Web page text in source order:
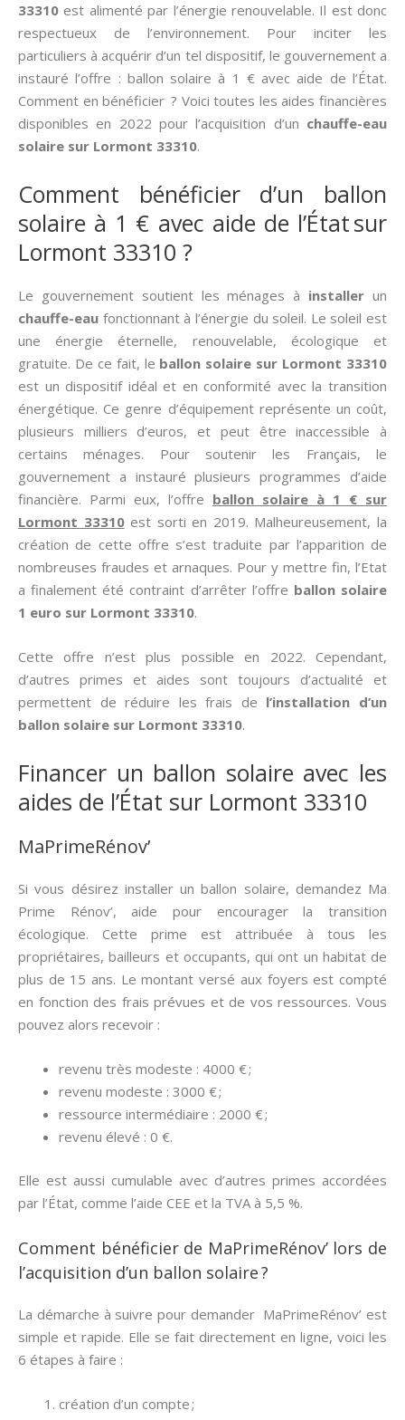
33310 est alimenté par l’énergie renouvelable. Il est donc
respectueux de l’environnement. Pour inciter les
particuliers à acquérir d’un tel dispositif, le gouvernement a
instauré l’offre : ballon solaire à 1 € avec aide de l’État.
Comment en bénéficier ? Voici toutes les aides financières
disponibles en 2022 pour l’acquisition d’un chauffe-eau
solaire sur Lormont 33310.
Comment bénéficier d’un ballon
solaire à 1 € avec aide de l’État sur
Lormont 33310 ?
Le gouvernement soutient les ménages à installer un
chauffe-eau fonctionnant à l’énergie du soleil. Le soleil est
une énergie éternelle, renouvelable, écologique et
gratuite. De ce fait, le ballon solaire sur Lormont 33310
est un dispositif idéal et en conformité avec la transition
énergétique. Ce genre d’équipement représente un coût,
plusieurs milliers d’euros, et peut être inaccessible à
certains ménages. Pour soutenir les Français, le
gouvernement a instauré plusieurs programmes d’aide
financière. Parmi eux, l’offre ballon solaire à 1 € sur
Lormont 33310est sorti en 2019. Malheureusement, la
création de cette offre s’est traduite par l’apparition de
nombreuses fraudes et arnaques. Pour y mettre fin, l’Etat
a finalement été contraint d’arrêter l’offre ballon solaire
1 euro sur Lormont 33310.
Cette offre n’est plus possible en 2022. Cependant,
d’autres primes et aides sont toujours d’actualité et
permettent de réduire les frais de l’installation d’un
ballon solaire sur Lormont 33310.
Financer un ballon solaire avec les
aides de l’État sur Lormont 33310
MaPrimeRénov’
Si vous désirez installer un ballon solaire, demandez Ma
Prime Rénov’, aide pour encourager la transition
écologique. Cette prime est attribuée à tous les
propriétaires, bailleurs et occupants, qui ont un habitat de
plus de 15 ans. Le montant versé aux foyers est compté
en fonction des frais prévues et de vos ressources. Vous
pouvez alors recevoir :
revenu très modeste : 4000 € ;
revenu modeste : 3000 € ;
ressource intermédiaire : 2000 € ;
revenu élevé : 0 €.
Elle est aussi cumulable avec d’autres primes accordées
par l’État, comme l’aide CEE et la TVA à 5,5 %.
Comment bénéficier de MaPrimeRénov’ lors de
l’acquisition d’un ballon solaire ?
La démarche à suivre pour demander MaPrimeRénov’ est
simple et rapide. Elle se fait directement en ligne, voici les
6 étapes à faire :
création d’un compte ;